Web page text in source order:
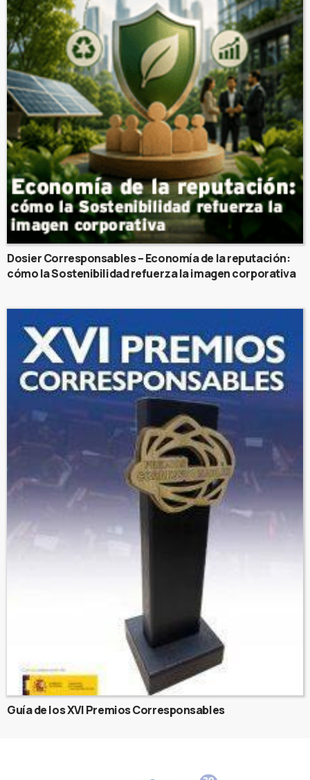
Dosier Corresponsables – Economía de la reputación:
cómo la Sostenibilidad refuerza la imagen corporativa
Guía de los XVI Premios Corresponsables